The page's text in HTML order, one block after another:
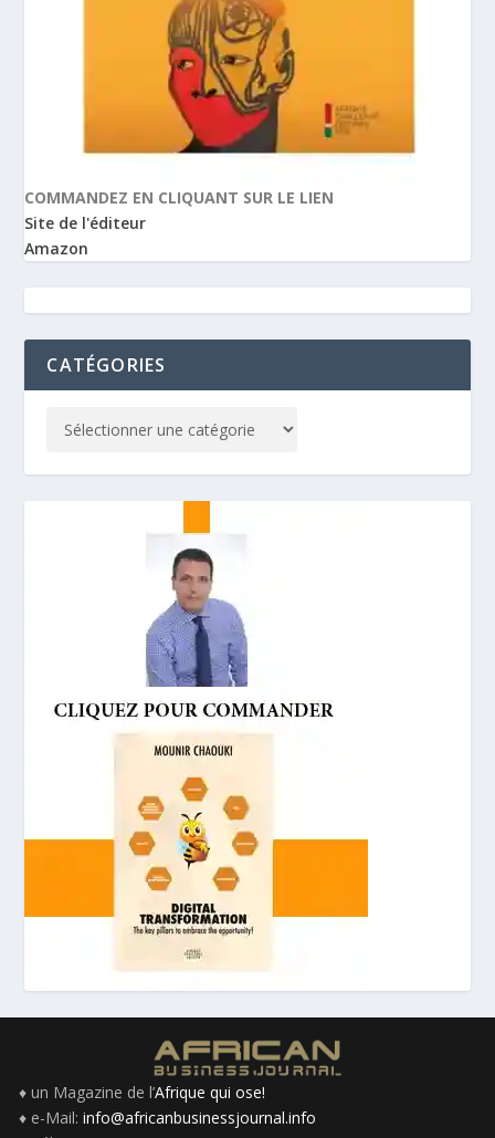
COMMANDEZ EN CLIQUANT SUR LE LIEN
Site de l'éditeur
Amazon
CATÉGORIES
♦ un Magazine de l’Afrique qui ose!
♦ e-Mail: info@africanbusinessjournal.info